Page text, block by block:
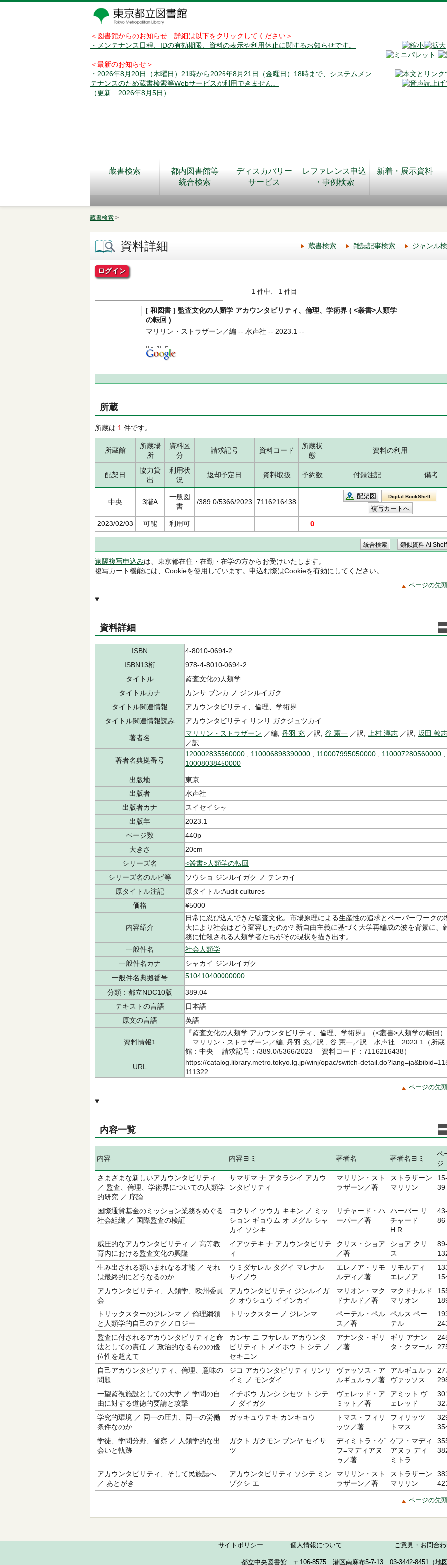
＜図書館からのお知らせ 詳細は以下をクリックしてください＞
・メンテナンス日程、IDの有効期限、資料の表示や利用休止に関するお知らせです。
＜最新のお知らせ＞
・2026年8月20日（木曜日）21時から2026年8月21日（金曜日）18時まで、システムメン
テナンスのため蔵書検索等Webサービスが利用できません。
（更新 2026年8月5日）
蔵書検索
都内図書館等
統合検索
ディスカバリー
サービス
レファレンス申込
・事例検索
新着・展示資料
蔵書検索 >
資料詳細 蔵書検索 雑誌記事検索 ジャンル
ログイン
1 件中、 1 件目
[ 和図書 ] 監査文化の人類学 アカウンタビリティ、倫理、学術界 ( <叢書>人類学
の転回 )
マリリン・ストラザーン／編 -- 水声社 -- 2023.1 --
所蔵
所蔵は 1 件です。
所蔵館
所蔵場
所
資料区
分
請求記号 資料コード
所蔵状
態
資料の利用
配架日
協力貸
出
利用状
況
返却予定日 資料取扱 予約数 付録注記 備考
中央 3階A
一般図
書
/389.0/5366/2023 7116216438
配架図 Digital BookShelf
2023/02/03 可能 利用可 0
遠隔複写申込みは、東京都在住・在勤・在学の方からお受けいたします。
複写カート機能には、Cookieを使用しています。申込む際はCookieを有効にしてください。
ページの先
資料詳細
ISBN
4-8010-0694-2
ISBN13桁
978-4-8010-0694-2
タイトル
監査文化の人類学
タイトルカナ
カンサ ブンカ ノ ジンルイガク
タイトル関連情報
アカウンタビリティ、倫理、学術界
タイトル関連情報読み
アカウンタビリティ リンリ ガクジュツカイ
著者名
マリリン・ストラザーン ／編, 丹羽 充 ／訳, 谷 憲一 ／訳, 上村 淳志 ／訳, 坂田 敦志
／訳
著者名典拠番号
120002835560000 110006898390000 110007995050000 110007280560000
10008038450000
出版地
東京
出版者
水声社
出版者カナ
スイセイシャ
出版年
2023.1
ページ数
440p
大きさ
20cm
シリーズ名
<叢書>人類学の転回
シリーズ名のルビ等
ソウショ ジンルイガク ノ テンカイ
原タイトル注記
原タイトル:Audit cultures
価格
¥5000
内容紹介
日常に忍び込んできた監査文化。市場原理による生産性の追求とペーパーワークの
大により社会はどう変容したのか? 新自由主義に基づく大学再編成の波を背景に、
務に忙殺される人類学者たちがその現状を描き出す。
一般件名
社会人類学
一般件名カナ
シャカイ ジンルイガク
一般件名典拠番号
510410400000000
分類：都立NDC10版
389.04
テキストの言語
日本語
原文の言語
英語
資料情報1
『監査文化の人類学 アカウンタビリティ、倫理、学術界』（<叢書>人類学の転回）
マリリン・ストラザーン／編, 丹羽 充／訳 , 谷 憲一／訳 水声社 2023.1（所蔵
館：中央 請求記号：/389.0/5366/2023 資料コード：7116216438）
URL
https://catalog.library.metro.tokyo.lg.jp/winj/opac/switch-
111322
ページの先
内容一覧
内容 内容ヨミ 著者名 著者名ヨミ
ペ
ジ
さまざまな新しいアカウンタビリティ
／ 監査、倫理、学術界についての人類学
的研究 ／ 序論
サマザマ ナ アタラシイ アカウ
ンタビリティ
マリリン・スト
ラザーン／著
ストラザーン
マリリン
15-
39
国際通貨基金のミッション業務をめぐる
社会組織 ／ 国際監査の検証
コクサイ ツウカ キキン ノ ミッ
ション ギョウム オ メグル シャ
カイ ソシキ
リチャード・ハ
ーパー／著
ハーパー リ
チャード
H.R.
43-
86
威圧的なアカウンタビリティ ／ 高等教
育内における監査文化の興隆
イアツテキ ナ アカウンタビリテ
ィ
クリス・ショア
／著
ショア クリ
ス
89-
生み出される類いまれなる才能 ／ それ
は最終的にどうなるのか
ウミダサレル タグイ マレナル
サイノウ
エレノア・リモ
ルディ／著
リモルディ
エレノア
アカウンタビリティ、人類学、欧州委員
会
アカウンタビリティ ジンルイガ
ク オウシュウ イインカイ
マリオン・マク
ドナルド／著
マクドナルド
マリオン
トリックスターのジレンマ ／ 倫理綱領
と人類学的自己のテクノロジー
トリックスター ノ ジレンマ
ペーテル・ペル
ス／著
ペルス ペー
テル
監査に付されるアカウンタビリティと命
法としての責任 ／ 政治的なるものの優
位性を超えて
カンサ ニ フサレル アカウンタ
ビリティ ト メイホウ ト シテ ノ
セキニン
アナンタ・ギリ
／著
ギリ アナン
タ・クマール
自己アカウンタビリティ、倫理、意味の
問題
ジコ アカウンタビリティ リンリ
イミ ノ モンダイ
ヴァッソス・ア
ルギュルゥ／著
アルギュルゥ
ヴァッソス
一望監視施設としての大学 ／ 学問の自
由に対する道徳的要請と攻撃
イチボウ カンシ シセツ ト シテ
ノ ダイガク
ヴェレッド・ア
ミット／著
アミット ヴ
ェレッド
学究的環境 ／ 同一の圧力、同一の労働
条件なのか
ガッキュウテキ カンキョウ
トマス・フィリ
ッツ／著
フィリッツ
トマス
学徒、学問分野、省察 ／ 人類学的な出
会いと軌跡
ガクト ガクモン ブンヤ セイサ
ツ
ディミトラ・ゲ
フ=マディアヌ
ゥ／著
ゲフ・マディ
アヌゥ ディ
ミトラ
アカウンタビリティ、そして民族誌へ
／ あとがき
アカウンタビリティ ソシテ ミン
ゾクシ エ
マリリン・スト
ラザーン／著
ストラザーン
マリリン
ページの先
サイトポリシー 個人情報について ご意見・お問合
都立中央図書館 〒106-8575 港区南麻布5-7-13 03-3442-8451（地